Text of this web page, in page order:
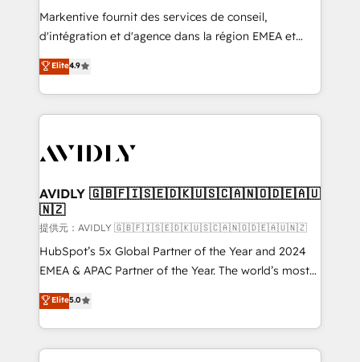
Build high-performing websites with UX, messaging,
& conversion strategy that drive results. 🤖AI
AI, & maximize AEO with tailored AI services. 🧩
Integrations: Extend HubSpot with custom
Markentive fournit des services de conseil,
d'intégration et d'agence dans la région EMEA et
North America. Avec plus de 115 experts en
marketing automation, Growth, Revops, CRM et
webdesign. Markentive is both a consulting firm, a
digital agency and an integrator. With over 115
CRM and webdesign (We focus on EMEA - USA
Elite4.9
AVIDLY 🇬🇧🇫🇮🇸🇪🇩🇰🇺🇸🇨🇦🇳🇴🇩🇪🇦🇺
🇳🇿
提供元：AVIDLY 🇬🇧🇫🇮🇸🇪🇩🇰🇺🇸🇨🇦🇳🇴🇩🇪🇦🇺🇳🇿
HubSpot’s 5x Global Partner of the Year and 2024
EMEA & APAC Partner of the Year. The world’s most
experienced and fully accredited HubSpot Solutions
Partner. 🚀 With 2,750+ HubSpot projects delivered
and 370+ specialists across EMEA, APAC and NAM,
we de-risk complex CRM programmes and
Elite5.0